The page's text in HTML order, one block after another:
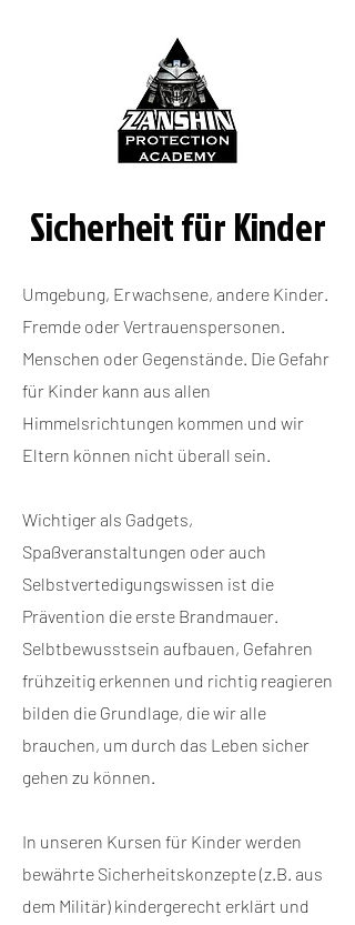
Sicherheit für Kinder
Umgebung, Erwachsene, andere Kinder.
Fremde oder Vertrauenspersonen.
Menschen oder Gegenstände. Die Gefahr
für Kinder kann aus allen
Himmelsrichtungen kommen und wir
Eltern können nicht überall sein.
Wichtiger als Gadgets,
Spaßveranstaltungen oder auch
Selbstvertedigungswissen ist die
Prävention die erste Brandmauer.
Selbtbewusstsein aufbauen, Gefahren
frühzeitig erkennen und richtig reagieren
bilden die Grundlage, die wir alle
brauchen, um durch das Leben sicher
gehen zu können.
In unseren Kursen für Kinder werden
bewährte Sicherheitskonzepte (z.B. aus
dem Militär) kindergerecht erklärt und